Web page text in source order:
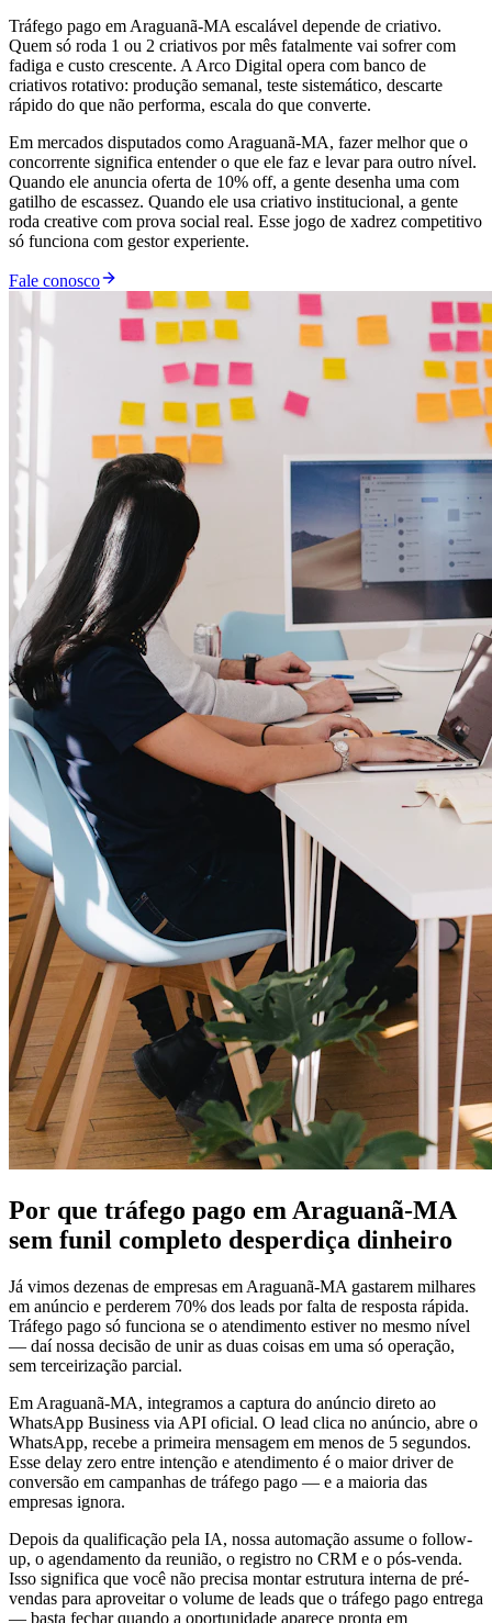
Tráfego pago em Araguanã-MA escalável depende de criativo.
Quem só roda 1 ou 2 criativos por mês fatalmente vai sofrer com
fadiga e custo crescente. A Arco Digital opera com banco de
criativos rotativo: produção semanal, teste sistemático, descarte
rápido do que não performa, escala do que converte.
Em mercados disputados como Araguanã-MA, fazer melhor que o
concorrente significa entender o que ele faz e levar para outro nível.
Quando ele anuncia oferta de 10% off, a gente desenha uma com
gatilho de escassez. Quando ele usa criativo institucional, a gente
roda creative com prova social real. Esse jogo de xadrez competitivo
só funciona com gestor experiente.
Fale conosco
Por que tráfego pago em Araguanã-MA
sem funil completo desperdiça dinheiro
Já vimos dezenas de empresas em Araguanã-MA gastarem milhares
em anúncio e perderem 70% dos leads por falta de resposta rápida.
Tráfego pago só funciona se o atendimento estiver no mesmo nível
— daí nossa decisão de unir as duas coisas em uma só operação,
sem terceirização parcial.
Em Araguanã-MA, integramos a captura do anúncio direto ao
WhatsApp Business via API oficial. O lead clica no anúncio, abre o
WhatsApp, recebe a primeira mensagem em menos de 5 segundos.
Esse delay zero entre intenção e atendimento é o maior driver de
conversão em campanhas de tráfego pago — e a maioria das
empresas ignora.
Depois da qualificação pela IA, nossa automação assume o follow-
up, o agendamento da reunião, o registro no CRM e o pós-venda.
Isso significa que você não precisa montar estrutura interna de pré-
vendas para aproveitar o volume de leads que o tráfego pago entrega
— basta fechar quando a oportunidade aparece pronta em